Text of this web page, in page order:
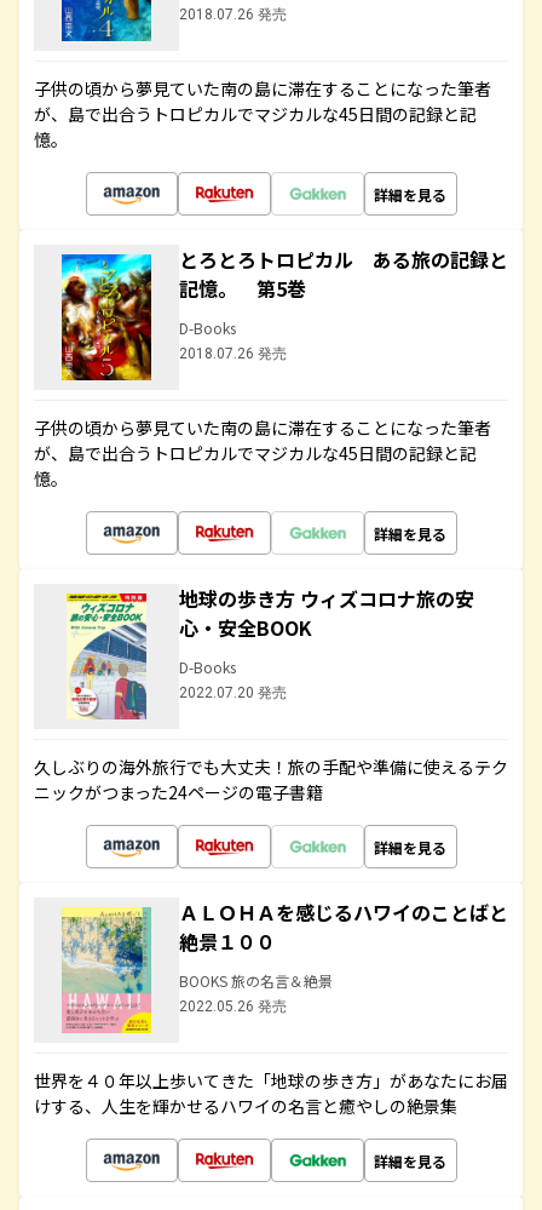
2018.07.26 発売
子供の頃から夢見ていた南の島に滞在することになった筆者
が、島で出合うトロピカルでマジカルな45日間の記録と記
憶。
詳細を見る
とろとろトロピカル ある旅の記録と
記憶。 第5巻
D-Books
2018.07.26 発売
子供の頃から夢見ていた南の島に滞在することになった筆者
が、島で出合うトロピカルでマジカルな45日間の記録と記
憶。
詳細を見る
地球の歩き方 ウィズコロナ旅の安
心・安全BOOK
D-Books
2022.07.20 発売
久しぶりの海外旅行でも大丈夫！旅の手配や準備に使えるテク
ニックがつまった24ページの電子書籍
詳細を見る
ＡＬＯＨＡを感じるハワイのことばと
絶景１００
BOOKS 旅の名言＆絶景
2022.05.26 発売
世界を４０年以上歩いてきた「地球の歩き方」があなたにお届
けする、人生を輝かせるハワイの名言と癒やしの絶景集
詳細を見る